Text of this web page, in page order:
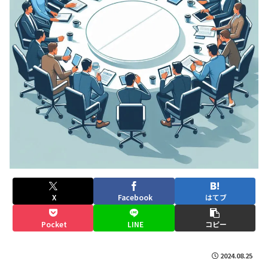
X Facebook はてブ
Pocket LINE コピー
2024.08.25